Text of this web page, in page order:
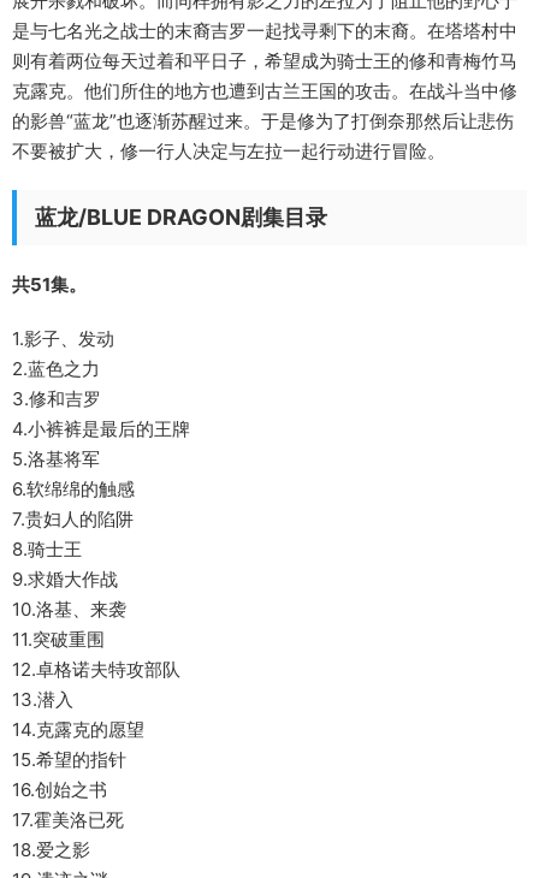
是与七名光之战士的末裔吉罗一起找寻剩下的末裔。在塔塔村中
则有着两位每天过着和平日子，希望成为骑士王的修和青梅竹马
克露克。他们所住的地方也遭到古兰王国的攻击。在战斗当中修
的影兽“蓝龙”也逐渐苏醒过来。于是修为了打倒奈那然后让悲伤
不要被扩大，修一行人决定与左拉一起行动进行冒险。
蓝龙/BLUE DRAGON剧集目录
共51集。
1.影子、发动
2.蓝色之力
3.修和吉罗
4.小裤裤是最后的王牌
5.洛基将军
6.软绵绵的触感
7.贵妇人的陷阱
8.骑士王
9.求婚大作战
10.洛基、来袭
11.突破重围
12.卓格诺夫特攻部队
13.潜入
14.克露克的愿望
15.希望的指针
16.创始之书
17.霍美洛已死
18.爱之影